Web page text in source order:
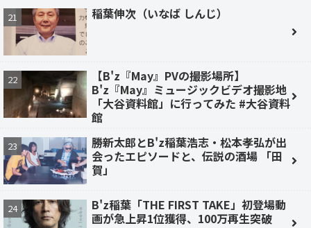
稲葉伸次（いなば しんじ）
【B'z『May』PVの撮影場所】
B'z『May』ミュージックビデオ撮影地
「大谷資料館」に行ってみた #大谷資料
館
勝新太郎とB'z稲葉浩志・松本孝弘が出
会ったエピソードと、伝説の酒場 「田
賀」
B'z稲葉「THE FIRST TAKE」初登場動
画が急上昇1位獲得、100万再生突破